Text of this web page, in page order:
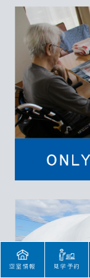
空室情報 見学予約